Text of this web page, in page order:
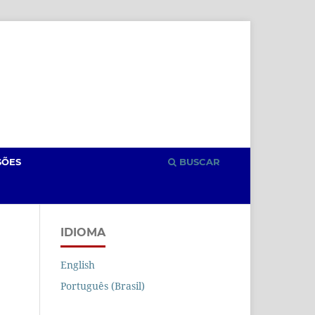
BUSCAR
IDIOMA
English
Português (Brasil)